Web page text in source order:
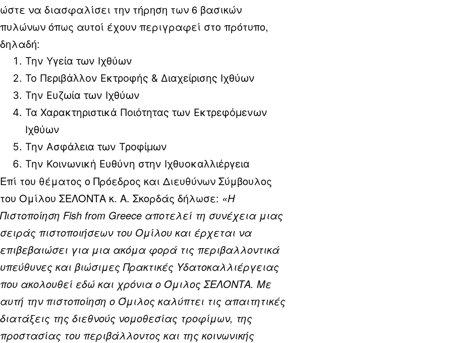
ώστε να διασφαλίσει την τήρηση των 6 βασικών
πυλώνων όπως αυτοί έχουν περιγραφεί στο πρότυπο,
δηλαδή:
Την Υγεία των Ιχθύων
Το Περιβάλλον Εκτροφής & Διαχείρισης Ιχθύων
Την Ευζωία των Ιχθύων
Τα Χαρακτηριστικά Ποιότητας των Εκτρεφόμενων
Ιχθύων
Την Ασφάλεια των Τροφίμων
Την Κοινωνική Ευθύνη στην Ιχθυοκαλλιέργεια
Επί του θέματος ο Πρόεδρος και Διευθύνων Σύμβουλος
του Ομίλου ΣΕΛΟΝΤΑ κ. Α. Σκορδάς δήλωσε: «Η
Πιστοποίηση Fish from Greece αποτελεί τη συνέχεια μιας
σειράς πιστοποιήσεων του Ομίλου και έρχεται να
επιβεβαιώσει για μια ακόμα φορά τις περιβαλλοντικά
υπεύθυνες και βιώσιμες Πρακτικές Υδατοκαλλιέργειας
που ακολουθεί εδώ και χρόνια ο Όμιλος ΣΕΛΟΝΤΑ. Με
αυτή την πιστοποίηση ο Όμιλος καλύπτει τις απαιτητικές
διατάξεις της διεθνούς νομοθεσίας τροφίμων, της
προστασίας του περιβάλλοντος και της κοινωνικής